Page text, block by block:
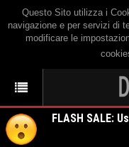
Questo Sito utilizza i
navigazione e per servizi di
modificare le
FLASH SALE: